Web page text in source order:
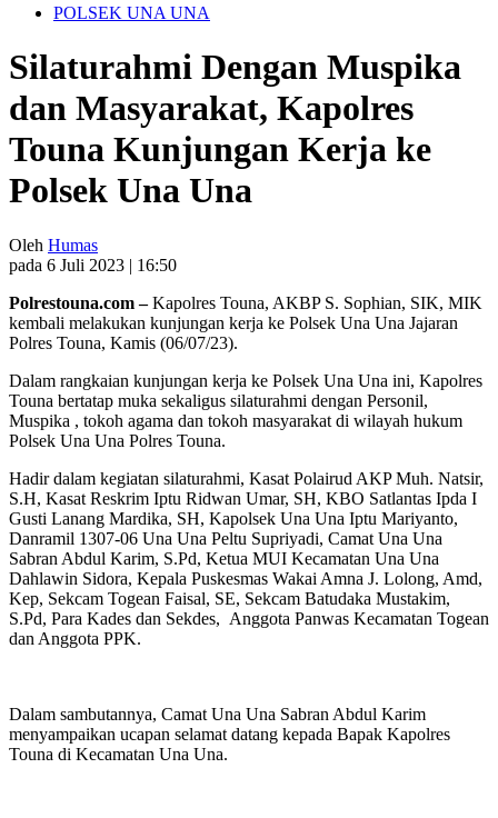
POLSEK UNA UNA
Silaturahmi Dengan Muspika
dan Masyarakat, Kapolres
Touna Kunjungan Kerja ke
Polsek Una Una
Oleh Humas
pada 6 Juli 2023 | 16:50
Polrestouna.com –Kapolres Touna, AKBP S. Sophian, SIK, MIK
kembali melakukan kunjungan kerja ke Polsek Una Una Jajaran
Polres Touna, Kamis (06/07/23).
Dalam rangkaian kunjungan kerja ke Polsek Una Una ini, Kapolres
Touna bertatap muka sekaligus silaturahmi dengan Personil,
Muspika , tokoh agama dan tokoh masyarakat di wilayah hukum
Polsek Una Una Polres Touna.
Hadir dalam kegiatan silaturahmi, Kasat Polairud AKP Muh. Natsir,
S.H, Kasat Reskrim Iptu Ridwan Umar, SH, KBO Satlantas Ipda I
Gusti Lanang Mardika, SH, Kapolsek Una Una Iptu Mariyanto,
Danramil 1307-06 Una Una Peltu Supriyadi, Camat Una Una
Sabran Abdul Karim, S.Pd, Ketua MUI Kecamatan Una Una
Dahlawin Sidora, Kepala Puskesmas Wakai Amna J. Lolong, Amd,
Kep, Sekcam Togean Faisal, SE, Sekcam Batudaka Mustakim,
S.Pd, Para Kades dan Sekdes, Anggota Panwas Kecamatan Togean
dan Anggota PPK.
Dalam sambutannya, Camat Una Una Sabran Abdul Karim
menyampaikan ucapan selamat datang kepada Bapak Kapolres
Touna di Kecamatan Una Una.